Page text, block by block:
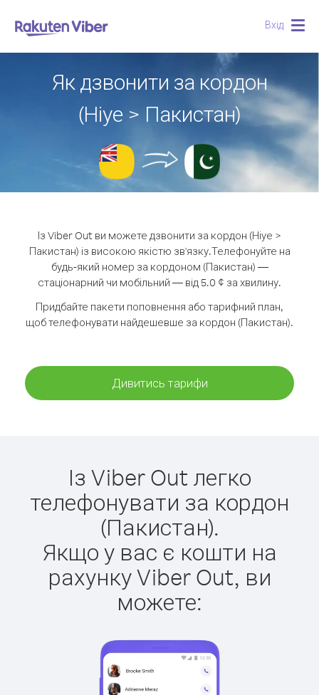
Вхід
Як дзвонити за кордон
(Ніуе > Пакистан)
Із Viber Out ви можете дзвонити за кордон (Ніуе >
Пакистан) із високою якістю зв'язку.Телефонуйте на
будь-який номер за кордоном (Пакистан) —
стаціонарний чи мобільний — від 5.0 ¢ за хвилину.
Придбайте пакети поповнення або тарифний план,
щоб телефонувати найдешевше за кордон (Пакистан).
Дивитись тарифи
Із Viber Out легко
телефонувати за кордон
(Пакистан).
Якщо у вас є кошти на
рахунку Viber Out, ви
можете: